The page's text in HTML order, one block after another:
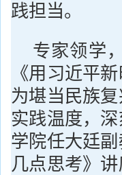
践担当。
专家领学
《用习近平
为堪当民族
实践温度，
学院任大廷
几点思考》